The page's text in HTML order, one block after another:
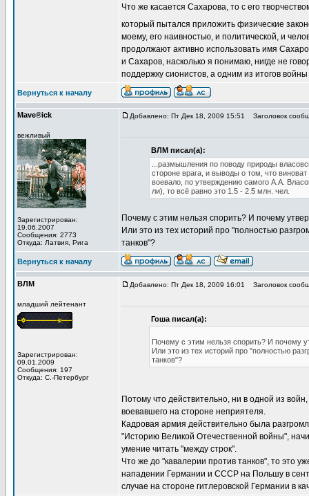
Что же касается Сахарова, то с его
который пытался приложить физические
моему, его наивностью, и политической, и
продолжают активно использовать имя
и Сахаров, насколько я понимаю, нигде не
поддержку сионистов, а одним из итогов
Вернуться к началу
Mave®ick
вежливый
Зарегистрирован:
19.06.2007
Сообщения: 2773
Откуда: Латвия, Рига
Добавлено: Пт Дек 18, 2009 15:51 Заголовок
ВЛМ писал(а):
...размышления по поводу природы
стороне врага, и выводы о том, что
воевало, по утверждению самого А.А.
ли), то всё равно это 1.5 - 2.5 млн. чел.
Почему с этим нельзя спорить? И почему
Или это из тех историй про "полностью
танков"?
Вернуться к началу
ВЛМ
младший лейтенант
Зарегистрирован:
09.01.2009
Сообщения: 197
Откуда: С.-Петербург
Добавлено: Пт Дек 18, 2009 16:01 Заголовок
Гоша писал(а):
Почему с этим нельзя спорить? И почему
Или это из тех историй про "полностью
танков"?
Потому что действительно, ни в одной из
воевавшего на стороне неприятеля.
Кадровая армия действительно была
"Историю Великой Отечественной войны",
умение читать "между строк".
Что же до "кавалерии против танков", то это
нападении Германии и СССР на Польшу в
случае на стороне гитлеровской Германии в